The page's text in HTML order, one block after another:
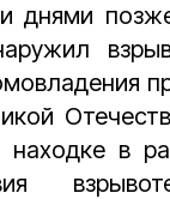
днями
находке в